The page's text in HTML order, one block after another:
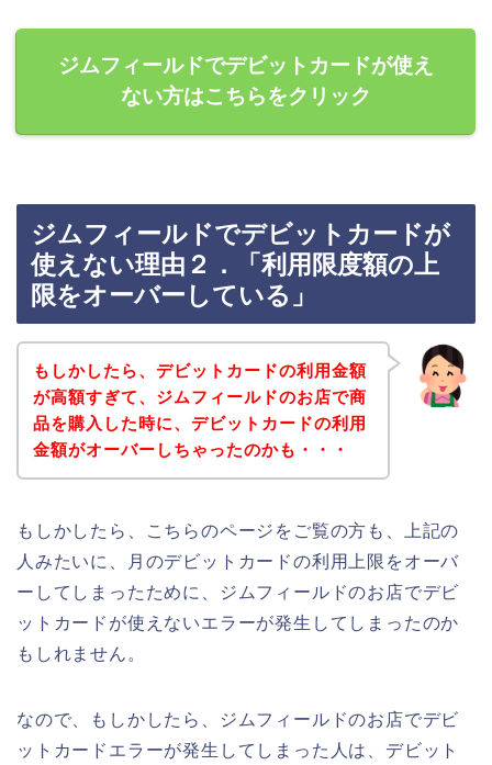
ジムフィールドでデビットカードが使え
ない方はこちらをクリック
ジムフィールドでデビットカードが
使えない理由２．「利用限度額の上
限をオーバーしている」
もしかしたら、デビットカードの利用金額
が高額すぎて、ジムフィールドのお店で商
品を購入した時に、デビットカードの利用
金額がオーバーしちゃったのかも・・・
もしかしたら、こちらのページをご覧の方も、上記の
人みたいに、月のデビットカードの利用上限をオーバ
ーしてしまったために、ジムフィールドのお店でデビ
ットカードが使えないエラーが発生してしまったのか
もしれません。
なので、もしかしたら、ジムフィールドのお店でデビ
ットカードエラーが発生してしまった人は、デビット